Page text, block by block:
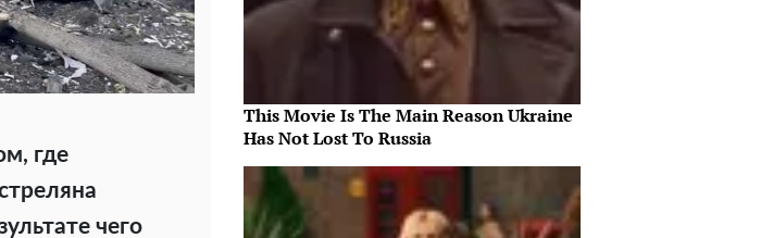
где
чего
This Movie Is The Main Reason Ukraine
Has Not Lost To Russia